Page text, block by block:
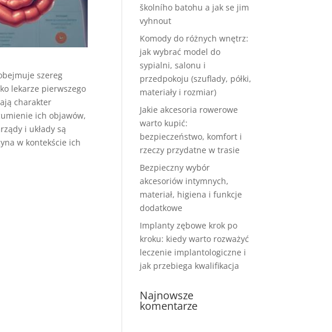
szereg
lekarze pierwszego
charakter
ich objawów,
i układy są
w kontekście ich
školního batohu a jak se jim
vyhnout
Komody do różnych wnętrz:
jak wybrać model do
sypialni, salonu i
przedpokoju (szuflady, półki,
materiały i rozmiar)
Jakie akcesoria rowerowe
warto kupić:
bezpieczeństwo, komfort i
rzeczy przydatne w trasie
Bezpieczny wybór
akcesoriów intymnych,
materiał, higiena i funkcje
dodatkowe
Implanty zębowe krok po
kroku: kiedy warto rozważyć
leczenie implantologiczne i
jak przebiega kwalifikacja
Najnowsze
komentarze